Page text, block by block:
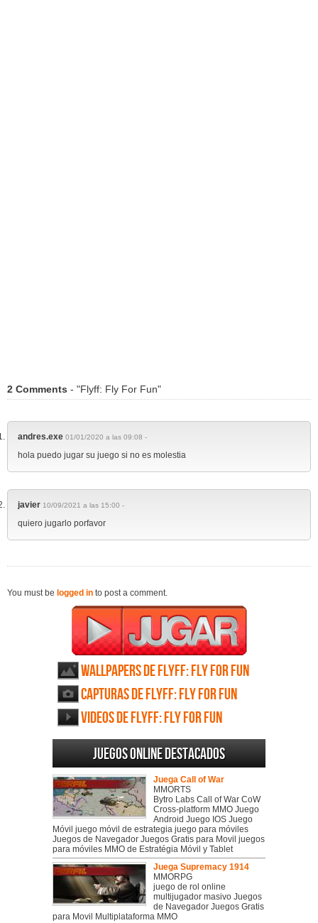
2 Comments - "Flyff: Fly For Fun"
andres.exe 01/01/2020 a las 09:08 -
hola puedo jugar su juego si no es molestia
javier 10/09/2021 a las 15:00 -
quiero jugarlo porfavor
You must be logged in to post a comment.
Wallpapers de Flyff: Fly For Fun
Capturas de Flyff: Fly For Fun
Videos de Flyff: Fly For Fun
Juegos online destacados
Juega Call of War
MMORTS
Bytro Labs Call of War CoW
Cross-platform MMO Juego
Android Juego IOS Juego
Móvil juego móvil de estrategia juego para móviles
Juegos de Navegador Juegos Gratis para Movil juegos
para móviles MMO de Estratégia Móvil y Tablet
Juega Supremacy 1914
MMORPG
juego de rol online
multijugador masivo Juegos
de Navegador Juegos Gratis
para Movil Multiplataforma MMO